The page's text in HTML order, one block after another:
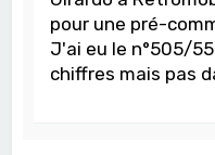
pour une pré-
J'ai eu le n°505/
chiffres mais pas